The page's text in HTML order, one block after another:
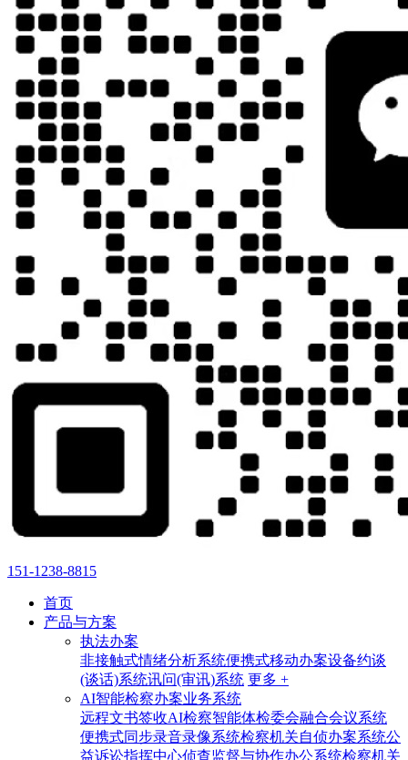
151-1238-8815
首页
产品与方案
执法办案
非接触式情绪分析系统便携式移动办案设备约谈
(谈话)系统讯问(审讯)系统 更多 +
AI智能检察办案业务系统
远程文书签收AI检察智能体检委会融合会议系统
便携式同步录音录像系统检察机关自侦办案系统公
益诉讼指挥中心侦查监督与协作办公系统检察机关